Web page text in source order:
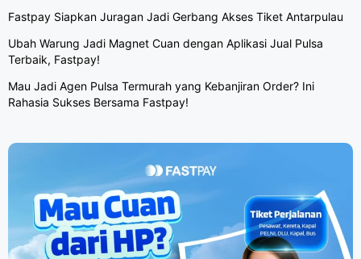
Fastpay Siapkan Juragan Jadi Gerbang Akses Tiket Antarpulau
Ubah Warung Jadi Magnet Cuan dengan Aplikasi Jual Pulsa
Terbaik, Fastpay!
Mau Jadi Agen Pulsa Termurah yang Kebanjiran Order? Ini
Rahasia Sukses Bersama Fastpay!